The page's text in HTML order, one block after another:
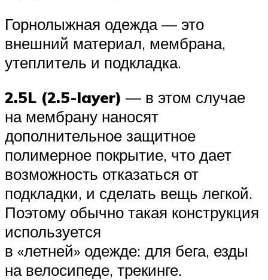
Горнолыжная одежда — это
внешний материал, мембрана,
утеплитель и подкладка.
2.5L (2.5-layer) — в этом случае
на мембрану наносят
дополнительное защитное
полимерное покрытие, что дает
возможность отказаться от
подкладки, и сделать вещь легкой.
Поэтому обычно такая конструкция
используется
в «летней» одежде: для бега, езды
на велосипеде, трекинге.